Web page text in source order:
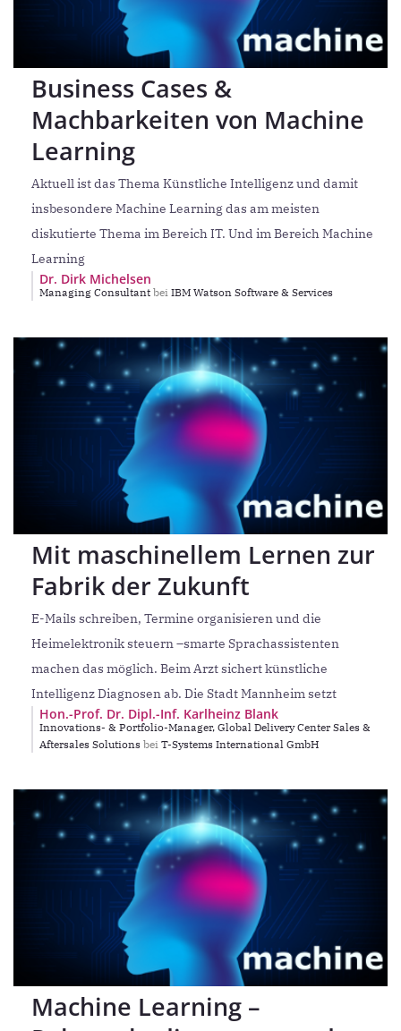
Business Cases &
Machbarkeiten von Machine
Learning
Aktuell ist das Thema Künstliche Intelligenz und damit
insbesondere Machine Learning das am meisten
diskutierte Thema im Bereich IT. Und im Bereich Machine
Learning
Dr. Dirk Michelsen
Managing Consultant bei IBM Watson Software & Services
Mit maschinellem Lernen zur
Fabrik der Zukunft
E-Mails schreiben, Termine organisieren und die
Heimelektronik steuern –smarte Sprachassistenten
machen das möglich. Beim Arzt sichert künstliche
Intelligenz Diagnosen ab. Die Stadt Mannheim setzt
Hon.-Prof. Dr. Dipl.-Inf. Karlheinz Blank
Innovations- & Portfolio-Manager, Global Delivery Center Sales &
Aftersales Solutions bei T-Systems International GmbH
Machine Learning –